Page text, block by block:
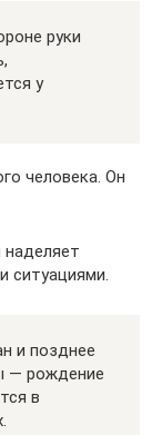
руки
у
человека. Он
ситуациями.
и позднее
— рождение
в